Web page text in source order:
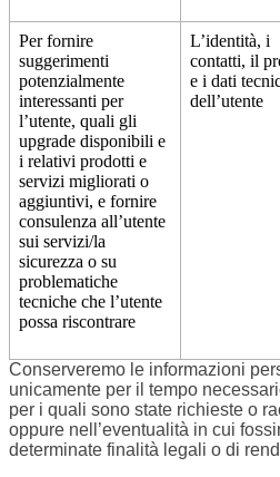
Per fornire
suggerimenti
potenzialmente
interessanti per
l’utente, quali gli
upgrade disponibili e
i relativi prodotti e
servizi migliorati o
aggiuntivi, e fornire
consulenza all’utente
sui servizi/la
sicurezza o su
problematiche
tecniche che l’utente
possa riscontrare
L’identità, i
contatti, il
e i dati
dell’utente
Conserveremo le informazioni
unicamente per il tempo
per i quali sono state richieste o
oppure nell’eventualità in cui
determinate finalità legali o di